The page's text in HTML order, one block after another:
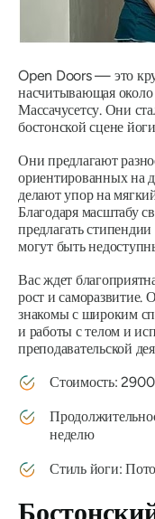
Open Doors — это
насчитывающая около
Массачусетсу. Они
бостонской сцене
Они предлагают
ориентированных на
делают упор на
Благодаря масштабу
предлагать
могут быть
Вас ждет
рост и
знакомы с широким
и работы с телом и
преподавательской
Стоимость:
неделю
Стиль йоги: